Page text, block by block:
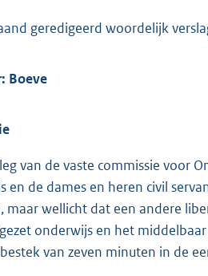
geredigeerd woordelijk
Boeve
van de vaste commissie voor
de dames en heren civil
maar wellicht dat een andere
onderwijs en het
van zeven minuten in de